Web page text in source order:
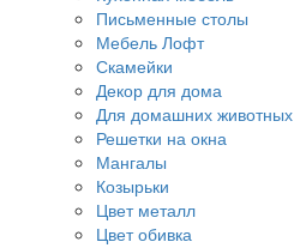
Письменные столы
Мебель Лофт
Скамейки
Декор для дома
Для домашних животных
Решетки на окна
Мангалы
Козырьки
Цвет металл
Цвет обивка